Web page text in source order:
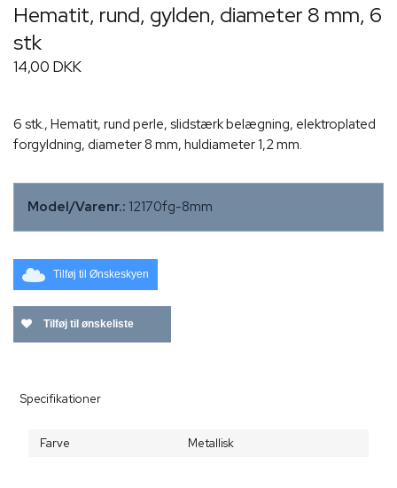
Hematit, rund, gylden, diameter 8 mm, 6
stk
14,00 DKK
6 stk., Hematit, rund perle, slidstærk belægning, elektroplated
forgyldning, diameter 8 mm, huldiameter 1,2 mm.
Model/Varenr.: 12170fg-8mm
Tilføj til Ønskeskyen
Tilføj til ønskeliste
Specifikationer
Farve Metallisk